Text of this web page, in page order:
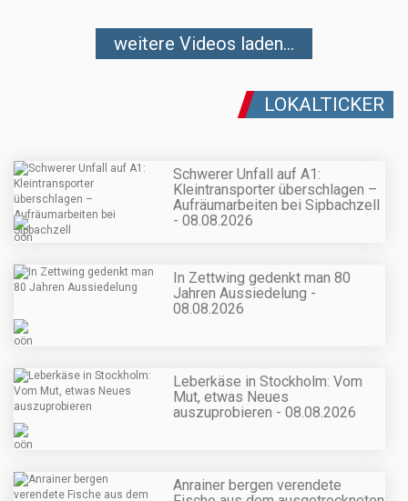
weitere Videos laden...
LOKALTICKER
Schwerer Unfall auf A1:
Kleintransporter überschlagen –
Aufräumarbeiten bei Sipbachzell
- 08.08.2026
In Zettwing gedenkt man 80
Jahren Aussiedelung -
08.08.2026
Leberkäse in Stockholm: Vom
Mut, etwas Neues
auszuprobieren - 08.08.2026
Anrainer bergen verendete